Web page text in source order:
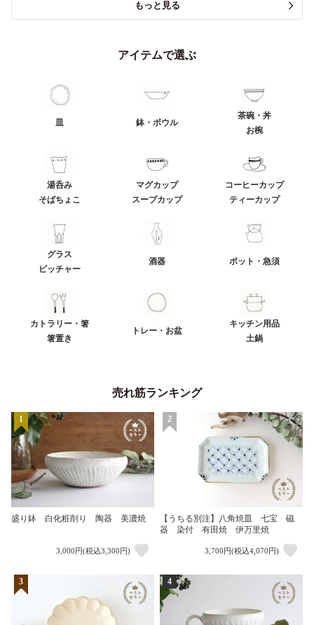
もっと見る
アイテムで選ぶ
皿 鉢・ボウル
茶碗・丼
お椀
湯呑み
そばちょこ
マグカップ
スープカップ
コーヒーカップ
ティーカップ
グラス
ピッチャー
酒器 ポット・急須
カトラリー・箸
箸置き
トレー・お盆
キッチン用品
土鍋
売れ筋ランキング
1
盛り鉢 白化粧削り 陶器 美濃焼
3,000円(税込3,300円)
2
【うちる別注】八角焼皿 七宝 磁
器 染付 有田焼 伊万里焼
3,700円(税込4,070円)
3 4